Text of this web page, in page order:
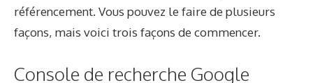
référencement. Vous pouvez le faire de plusieurs
façons, mais voici trois façons de commencer.
Console de recherche Google